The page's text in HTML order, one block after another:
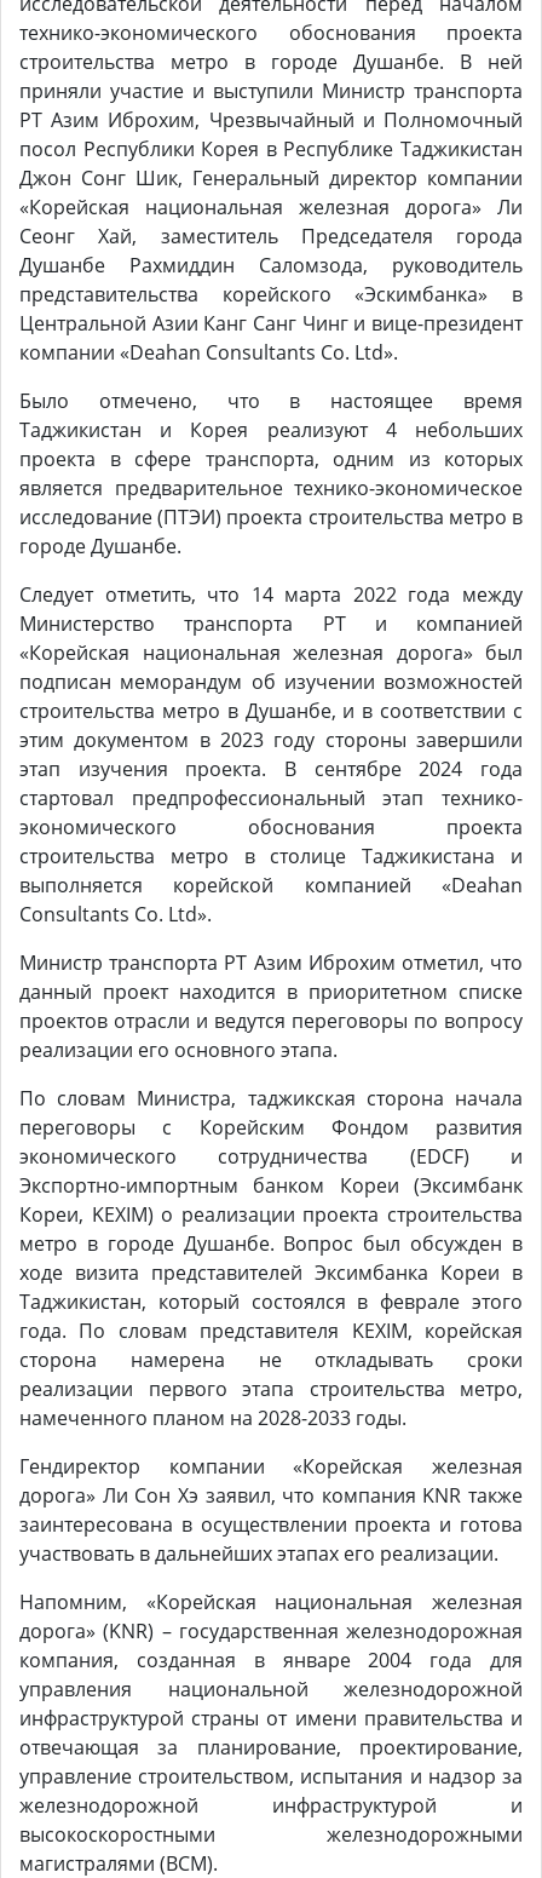
технико-экономического обоснования проекта
строительства метро в городе Душанбе. В ней
приняли участие и выступили Министр транспорта
РТ Азим Иброхим, Чрезвычайный и Полномочный
посол Республики Корея в Республике Таджикистан
Джон Сонг Шик, Генеральный директор компании
«Корейская национальная железная дорога» Ли
Сеонг Хай, заместитель Председателя города
Душанбе Рахмиддин Саломзода, руководитель
представительства корейского «Эскимбанка» в
Центральной Азии Канг Санг Чинг и вице-президент
компании «Deahan Consultants Co. Ltd».
Было отмечено, что в настоящее время
Таджикистан и Корея реализуют 4 небольших
проекта в сфере транспорта, одним из которых
является предварительное технико-экономическое
исследование (ПТЭИ) проекта строительства метро в
городе Душанбе.
Следует отметить, что 14 марта 2022 года между
Министерство транспорта РТ и компанией
«Корейская национальная железная дорога» был
подписан меморандум об изучении возможностей
строительства метро в Душанбе, и в соответствии с
этим документом в 2023 году стороны завершили
этап изучения проекта. В сентябре 2024 года
стартовал предпрофессиональный этап технико-
экономического обоснования проекта
строительства метро в столице Таджикистана и
выполняется корейской компанией «Deahan
Consultants Co. Ltd».
Министр транспорта РТ Азим Иброхим отметил, что
данный проект находится в приоритетном списке
проектов отрасли и ведутся переговоры по вопросу
реализации его основного этапа.
По словам Министра, таджикская сторона начала
переговоры с Корейским Фондом развития
экономического сотрудничества (EDCF) и
Экспортно-импортным банком Кореи (Эксимбанк
Кореи, KEXIM) о реализации проекта строительства
метро в городе Душанбе. Вопрос был обсужден в
ходе визита представителей Эксимбанка Кореи в
Таджикистан, который состоялся в феврале этого
года. По словам представителя KEXIM, корейская
сторона намерена не откладывать сроки
реализации первого этапа строительства метро,
намеченного планом на 2028-2033 годы.
Гендиректор компании «Корейская железная
дорога» Ли Сон Хэ заявил, что компания KNR также
заинтересована в осуществлении проекта и готова
участвовать в дальнейших этапах его реализации.
Напомним, «Корейская национальная железная
дорога» (KNR) – государственная железнодорожная
компания, созданная в январе 2004 года для
управления национальной железнодорожной
инфраструктурой страны от имени правительства и
отвечающая за планирование, проектирование,
управление строительством, испытания и надзор за
железнодорожной инфраструктурой и
высокоскоростными железнодорожными
магистралями (ВСМ).